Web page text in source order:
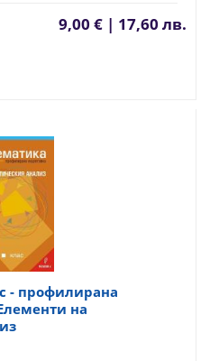
9,00 € | 17,60 лв.
- профилирана
на